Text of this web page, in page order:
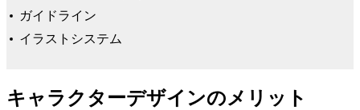
ガイドライン
イラストシステム
キャラクターデザインのメリット